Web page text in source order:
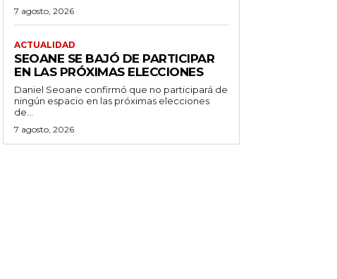
7 agosto, 2026
ACTUALIDAD
SEOANE SE BAJÓ DE PARTICIPAR
EN LAS PRÓXIMAS ELECCIONES
Daniel Seoane confirmó que no participará de
ningún espacio en las próximas elecciones
de...
7 agosto, 2026